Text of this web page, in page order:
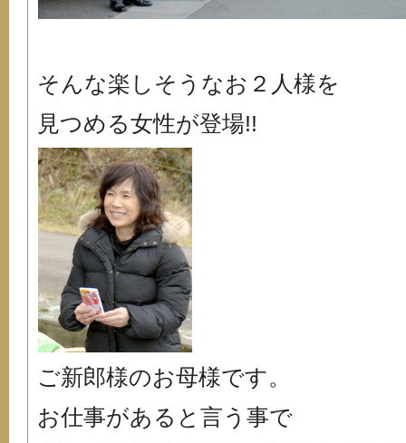
そんな楽しそうなお２人様を
見つめる女性が登場!!
ご新郎様のお母様です。
お仕事があると言う事で